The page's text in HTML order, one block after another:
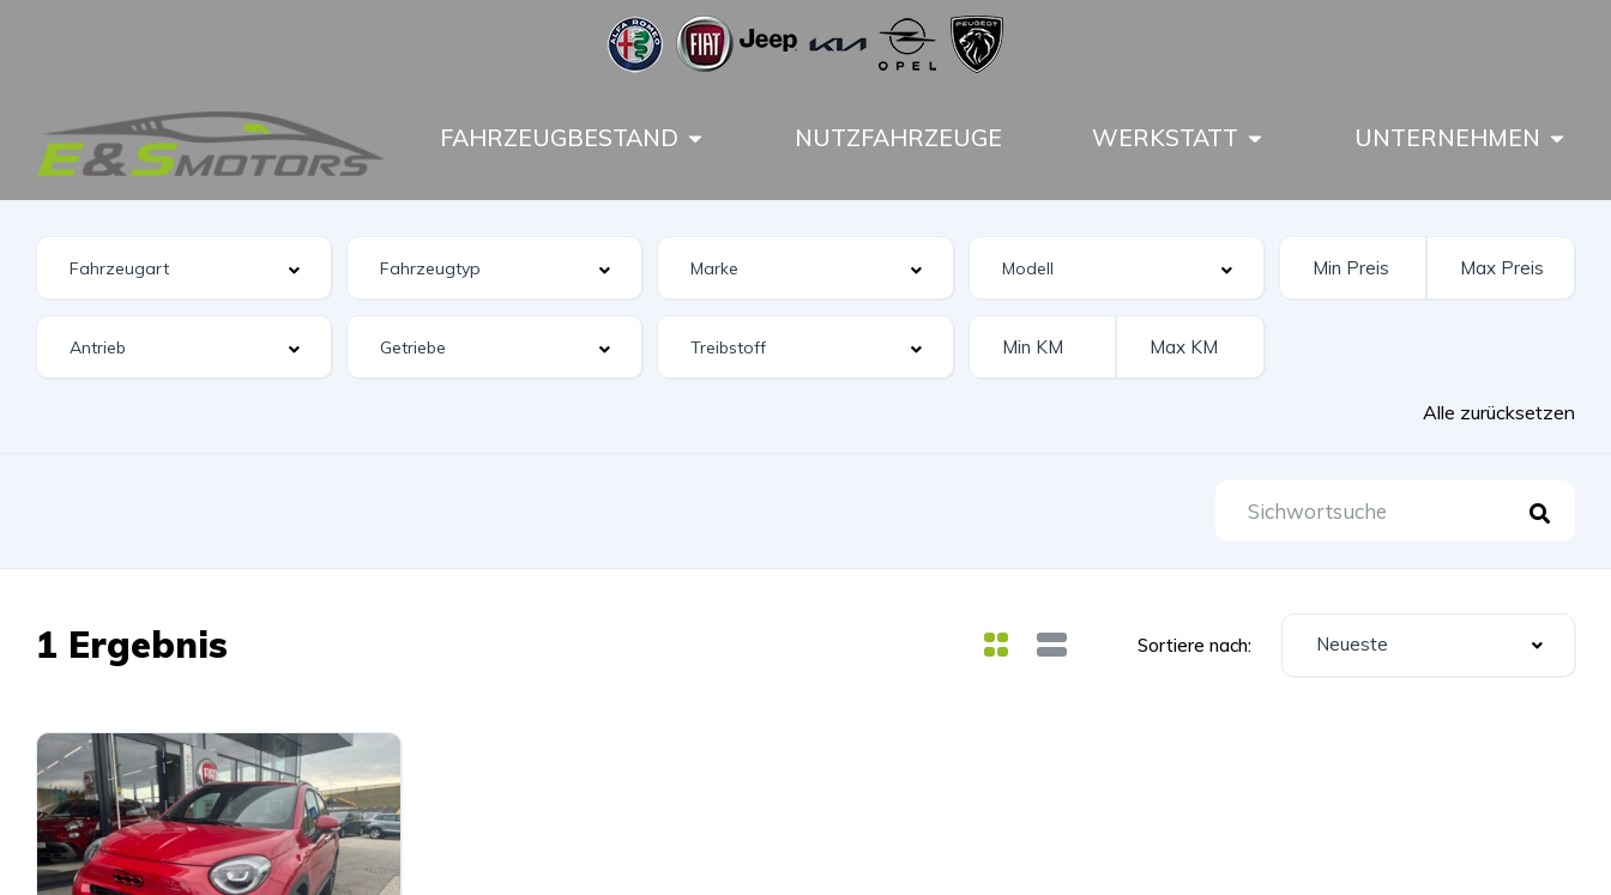
FAHRZEUGBESTAND NUTZFAHRZEUGE WERKSTATT UNTERNEHMEN
Alle zurücksetzen
1 Ergebnis Sortiere nach: Neueste